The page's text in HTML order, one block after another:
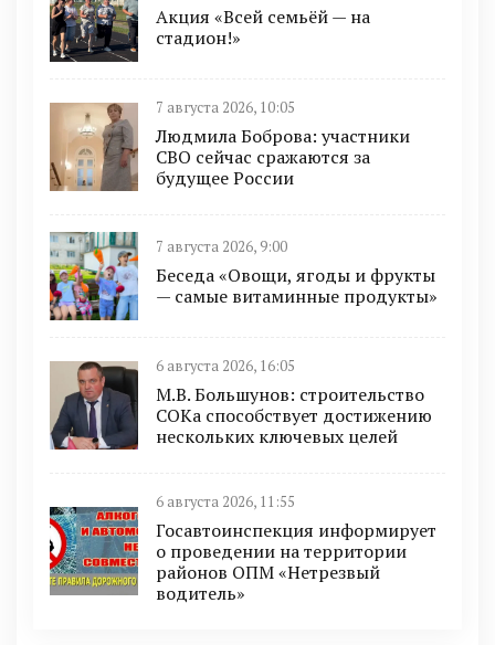
Акция «Всей семьёй — на
стадион!»
7 августа 2026, 10:05
Людмила Боброва: участники
СВО сейчас сражаются за
будущее России
7 августа 2026, 9:00
Беседа «Овощи, ягоды и фрукты
— самые витаминные продукты»
6 августа 2026, 16:05
М.В. Большунов: строительство
СОКа способствует достижению
нескольких ключевых целей
6 августа 2026, 11:55
Госавтоинспекция информирует
о проведении на территории
районов ОПМ «Нетрезвый
водитель»